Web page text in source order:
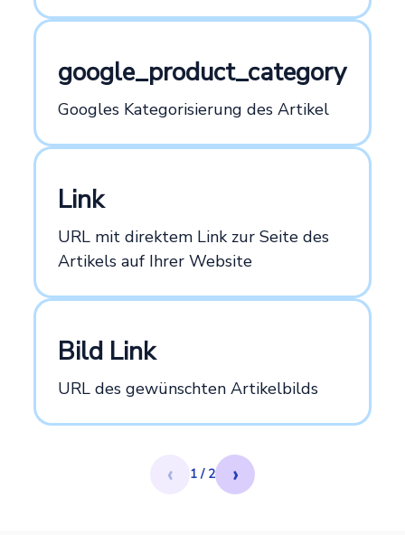
google_product_category
Googles Kategorisierung des Artikel
Link
URL mit direktem Link zur Seite des
Artikels auf Ihrer Website
Bild Link
URL des gewünschten Artikelbilds
‹ 1 / 2 ›